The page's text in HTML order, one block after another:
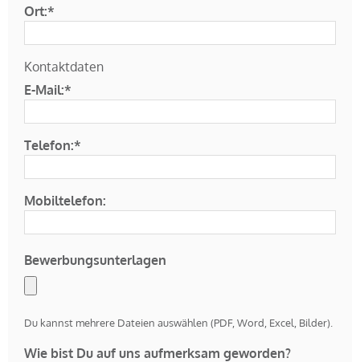
Ort:*
Kontaktdaten
E-Mail:*
Telefon:*
Mobiltelefon:
Bewerbungsunterlagen
Du kannst mehrere Dateien auswählen (PDF, Word, Excel, Bilder).
Wie bist Du auf uns aufmerksam geworden?